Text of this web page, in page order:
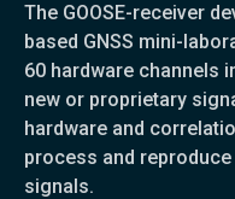
The GOOSE-receiver
based GNSS mini-
60 hardware channels
new or proprietary
hardware and
process and
signals.